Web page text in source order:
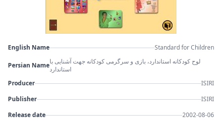
English Name Standard for Children
Persian Nameلوح کودکانه استاندارد، بازی و سرگرمی کودکانه جهت آشنایی با
استاندارد
Producer
ISIRI
Publisher
ISIRI
Release date
2002-08-06